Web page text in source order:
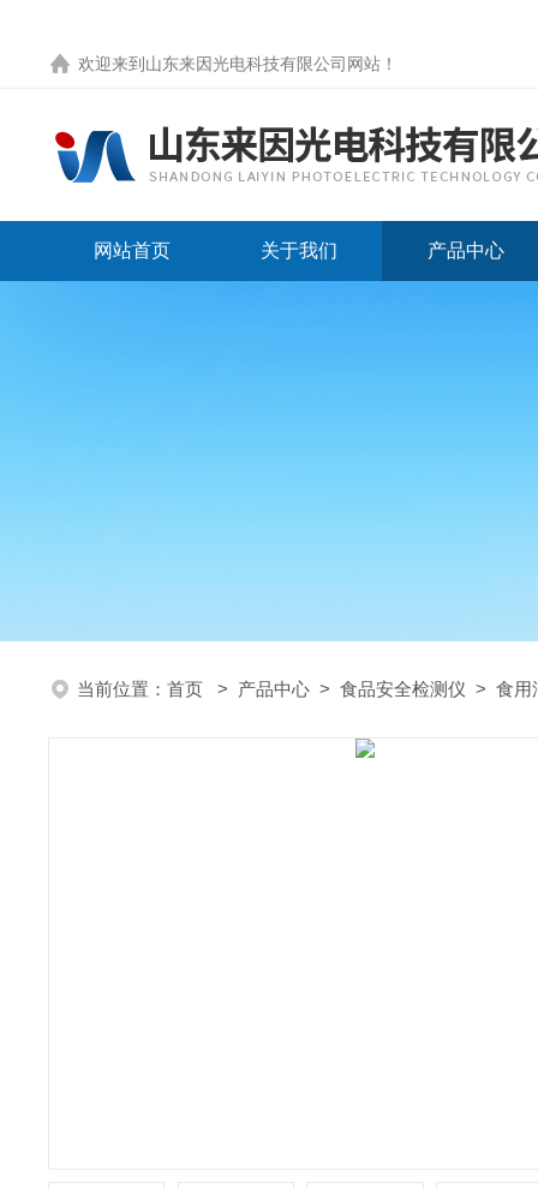
欢迎来到 山东来因光电科技有限公司网站 ！
网站首页 关于我们 产品中心
当前位置： 首页 > 产品中心 > 食品安全检测仪 > 食用